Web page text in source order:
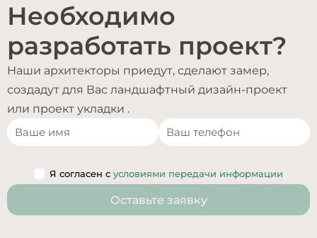
Необходимо
разработать проект?
Наши архитекторы приедут, сделают замер,
создадут для Вас ландшафтный дизайн-проект
или проект укладки .
Я согласен с условиями передачи информации
Оставьте заявку